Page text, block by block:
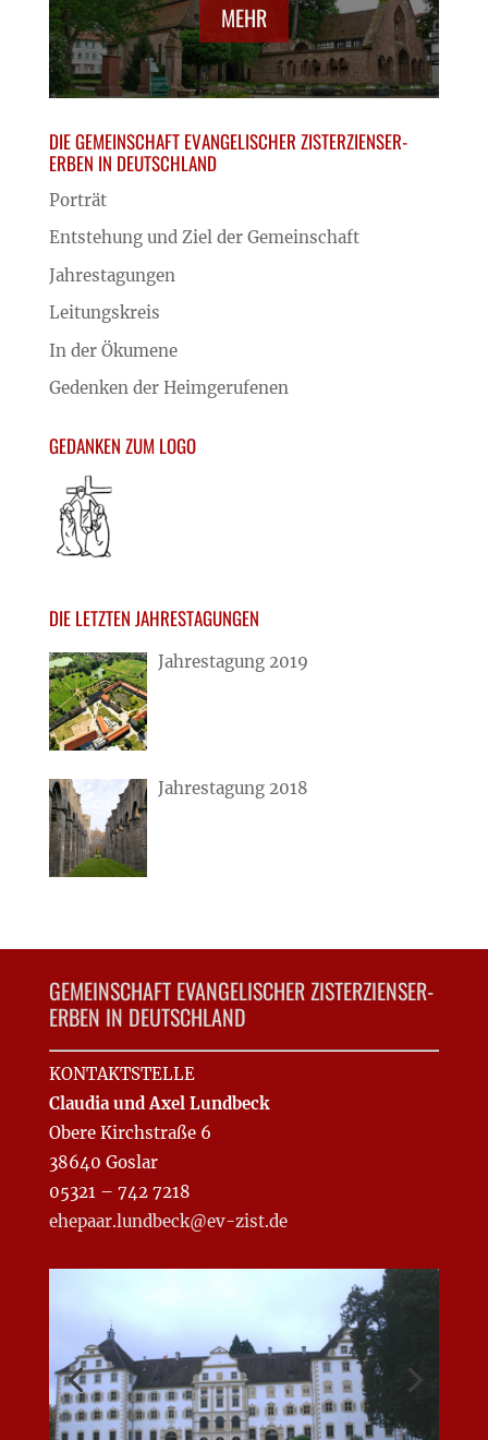
MEHR
DIE GEMEINSCHAFT EVANGELISCHER ZISTERZIENSER-
ERBEN IN DEUTSCHLAND
Porträt
Entstehung und Ziel der Gemeinschaft
Jahrestagungen
Leitungskreis
In der Ökumene
Gedenken der Heimgerufenen
GEDANKEN ZUM LOGO
DIE LETZTEN JAHRESTAGUNGEN
Jahrestagung 2019
Jahrestagung 2018
GEMEINSCHAFT EVANGELISCHER ZISTERZIENSER-
ERBEN IN DEUTSCHLAND
KONTAKTSTELLE
Claudia und Axel Lundbeck
Obere Kirchstraße 6
38640 Goslar
05321 – 742 7218
ehepaar.lundbeck@ev-zist.de